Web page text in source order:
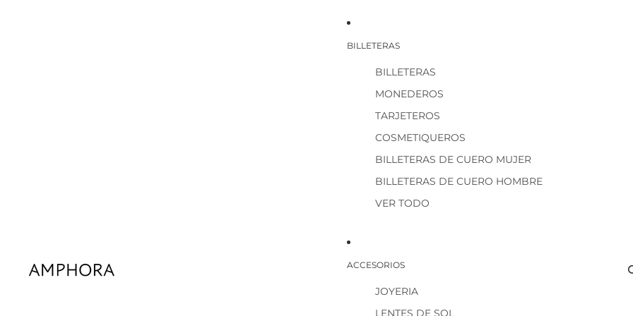
BILLETERAS
BILLETERAS
MONEDEROS
TARJETEROS
COSMETIQUEROS
BILLETERAS DE CUERO MUJER
BILLETERAS DE CUERO HOMBRE
VER TODO
ACCESORIOS
JOYERIA
LENTES DE SOL